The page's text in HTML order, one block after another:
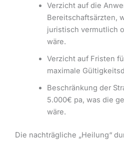
Verzicht auf die
Bereitschaftsärzten,
juristisch vermutlich
wäre.
Verzicht auf Fristen
maximale
Beschränkung der
5.000€ pa, was die
wäre.
Die nachträgliche „Heilung“